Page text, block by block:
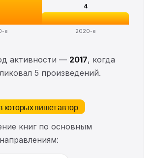
е
4
2020-е
активности — 2017, когда
5 произведений.
пишет автор
книг по основным